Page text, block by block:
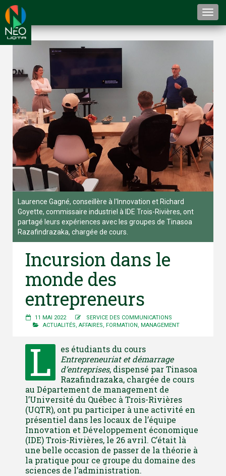
Laurence Gagné, conseillère à l'Innovation et Richard
Goyette, commissaire industriel à IDE Trois-Rivières, ont
partagé leurs expériences avec les groupes de Tinasoa
Razafindrazaka, chargée de cours.
Incursion dans le
monde des
entrepreneurs
11 MAI 2022
SERVICE DES COMMUNICATIONS
ACTUALITÉS AFFAIRES FORMATION MANAGEMENT
L
es étudiants du cours
Entrepreneuriat et démarrage
d’entreprises, dispensé par Tinasoa
Razafindrazaka, chargée de cours
au Département de management de
l’Université du Québec à Trois-Rivières
(UQTR), ont pu participer à une activité en
présentiel dans les locaux de l’équipe
Innovation et Développement économique
(IDE) Trois-Rivières, le 26 avril. C’était là
une belle occasion de passer de la théorie à
la pratique pour ce groupe du domaine des
sciences de l’administration.